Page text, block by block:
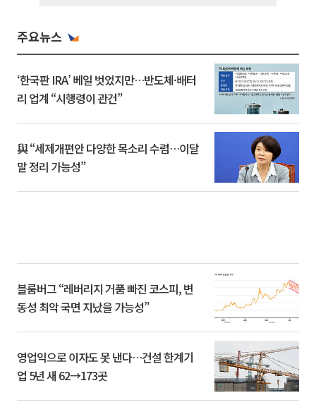
주요뉴스
‘한국판 IRA’ 베일 벗었지만…반도체·배터
리 업계 “시행령이 관건”
與 “세제개편안 다양한 목소리 수렴…이달
말 정리 가능성”
블룸버그 “레버리지 거품 빠진 코스피, 변
동성 최악 국면 지났을 가능성”
영업익으로 이자도 못 낸다…건설 한계기
업 5년 새 62→173곳